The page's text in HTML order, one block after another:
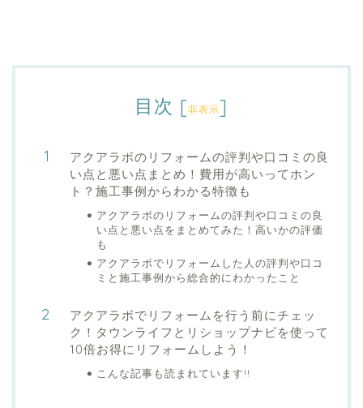
目次 [非表示]
アクアラボのリフォームの評判や口コミの良
い点と悪い点まとめ！費用が高いってホン
ト？施工事例からわかる特徴も
アクアラボのリフォームの評判や口コミの良
い点と悪い点をまとめてみた！高いかの評価
も
アクアラボでリフォームした人の評判や口コ
ミと施工事例から総合的にわかったこと
アクアラボでリフォームを行う前にチェッ
ク！タウンライフとリショップナビを使って
10倍お得にリフォームしよう！
こんな記事も読まれています!!